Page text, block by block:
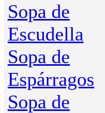
Sopa de
Escudella
Sopa de
Espárragos
Sopa de